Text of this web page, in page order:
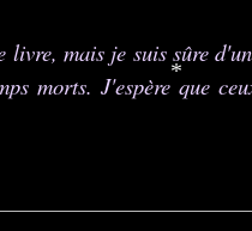
mais je suis sûre
morts. J'espère que